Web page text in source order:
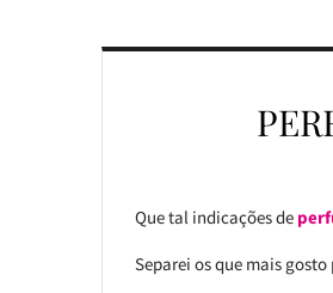
Que tal indicações de
Separei os que mais